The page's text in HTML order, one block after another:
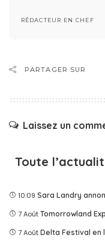
RÉDACTEUR EN CHEF
PARTAGER SUR
Laissez un
Toute
10:09 Sara Landry
7 Août Tomorrowland
7 Août Delta Festival en